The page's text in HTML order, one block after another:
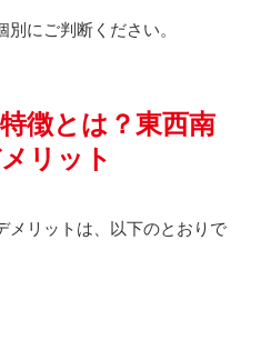
にご判断ください。
徴とは？東西南
リット
メリットは、以下のとおりで